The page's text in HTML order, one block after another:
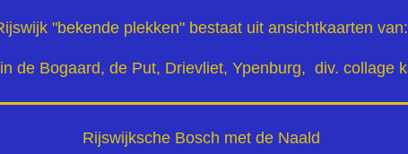
"bekende plekken" bestaat uit ansichtkaarten van:
de Bogaard, de Put, Drievliet, Ypenburg, div. collage
Rijswijksche Bosch met de Naald